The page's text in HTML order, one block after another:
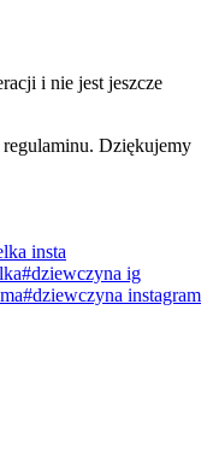
i nie jest jeszcze
regulaminu. Dziękujemy
insta
#dziewczyna ig
#dziewczyna instagram